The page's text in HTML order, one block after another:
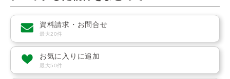
資料請求・お問合せ
最大20件
お気に入りに追加
最大50件